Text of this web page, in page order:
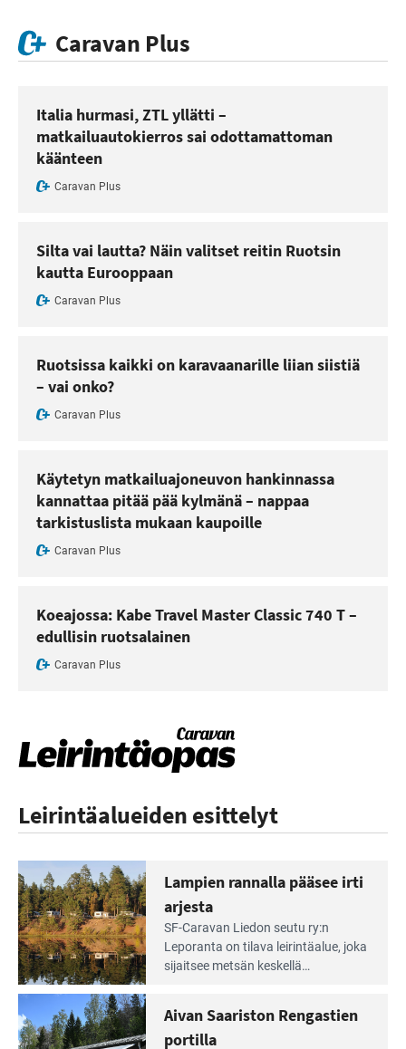
Caravan Plus
Italia hurmasi, ZTL yllätti –
matkailuautokierros sai odottamattoman
käänteen
Caravan Plus
Silta vai lautta? Näin valitset reitin Ruotsin
kautta Eurooppaan
Caravan Plus
Ruotsissa kaikki on karavaanarille liian siistiä
– vai onko?
Caravan Plus
Käytetyn matkailuajoneuvon hankinnassa
kannattaa pitää pää kylmänä – nappaa
tarkistuslista mukaan kaupoille
Caravan Plus
Koeajossa: Kabe Travel Master Classic 740 T –
edullisin ruotsalainen
Caravan Plus
Leirintäalueiden esittelyt
Lue
Leirintäoppaan
artikkeli:
Lampien
rannalla
pääsee
irti
Lampien rannalla pääsee irti
arjesta
SF-Caravan Liedon seutu ry:n
Leporanta on tilava leirintäalue, joka
sijaitsee metsän kes­kellä
tarjoaa ympäris­töineen kauniit
maisemat ja loistavat virkistäytymis­
Aivan Saariston Rengastien
portilla